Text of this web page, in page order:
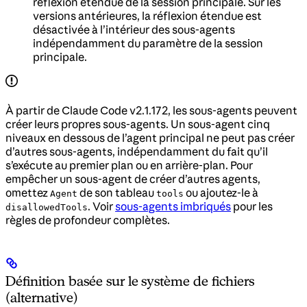
versions antérieures, la réflexion étendue est
désactivée à l’intérieur des sous-agents
indépendamment du paramètre de la session
principale.
À partir de Claude Code v2.1.172, les sous-agents peuvent
créer leurs propres sous-agents. Un sous-agent cinq
niveaux en dessous de l’agent principal ne peut pas créer
d’autres sous-agents, indépendamment du fait qu’il
s’exécute au premier plan ou en arrière-plan. Pour
empêcher un sous-agent de créer d’autres agents,
omettez Agent de son tableau tools ou ajoutez-le à
disallowedTools. Voirsous-agents imbriqués pour les
règles de profondeur complètes.
Définition basée sur le système de fichiers
(alternative)